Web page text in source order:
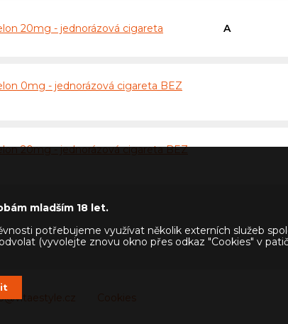
20mg - jednorázová cigareta A
0mg - jednorázová cigareta BEZ
20mg - jednorázová cigareta BEZ
Cookies
mladším 18 let.
potřebujeme využívat několik externích služeb
(vyvolejte znovu okno přes odkaz "Cookies" v